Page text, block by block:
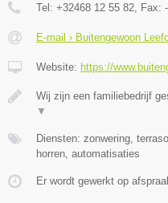
Tel: +32468 12 55 82 , Fax: -
E-mail › Buitengewoon
Website: https://
Wij zijn een familiebedrijf
▼
Diensten: zonwering,
horren, automatisaties
Er wordt gewerkt op